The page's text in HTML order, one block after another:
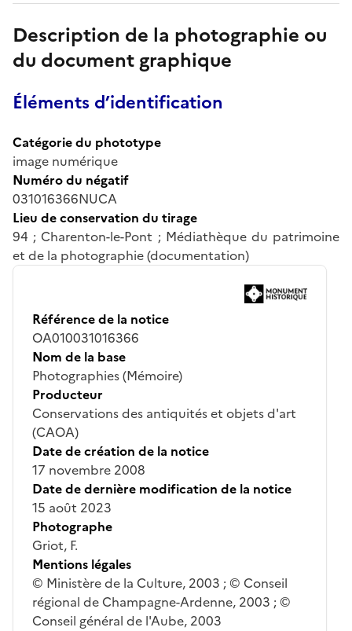
Description de la photographie ou
du document graphique
Éléments d’identification
Catégorie du phototype
image numérique
Numéro du négatif
031016366NUCA
Lieu de conservation du tirage
94 ; Charenton-le-Pont ; Médiathèque du patrimoine
et de la photographie (documentation)
Référence de la notice
OA010031016366
Nom de la base
Photographies (Mémoire)
Producteur
Conservations des antiquités et objets d'art
(CAOA)
Date de création de la notice
17 novembre 2008
Date de dernière modification de la notice
15 août 2023
Photographe
Griot, F.
Mentions légales
© Ministère de la Culture, 2003 ; © Conseil
régional de Champagne-Ardenne, 2003 ; ©
Conseil général de l'Aube, 2003